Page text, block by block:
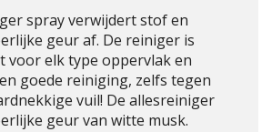
spray verwijdert stof en
geur af. De reiniger is
voor elk type oppervlak en
goede reiniging, zelfs tegen
vuil! De allesreiniger
geur van witte musk.